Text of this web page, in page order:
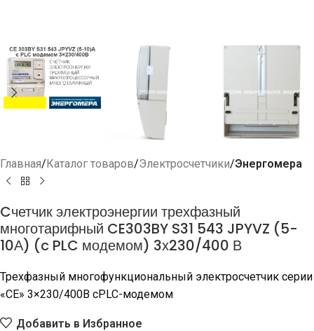
Главная Каталог товаров Электросчетчики Энергомера
Cчетчик электроэнергии трехфазный
многотарифный CE303BY S31 543 JPYVZ (5-
10А) (c PLC модемом) 3х230/400 В
Трехфазный многофункциональный электросчетчик серии
«СЕ» 3×230/400В cPLC-модемом
Добавить в Избранное